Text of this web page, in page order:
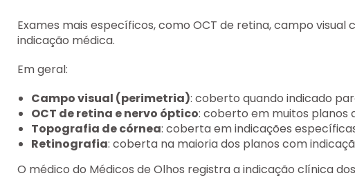
Exames mais específicos, como OCT de retina, campo
indicação médica.
Em geral:
Campo visual (perimetria): coberto quando indicado
OCT de retina e nervo óptico: coberto em muitos planos
Topografia de córnea: coberta em indicações
Retinografia: coberta na maioria dos planos com
O médico do Médicos de Olhos registra a indicação clínica